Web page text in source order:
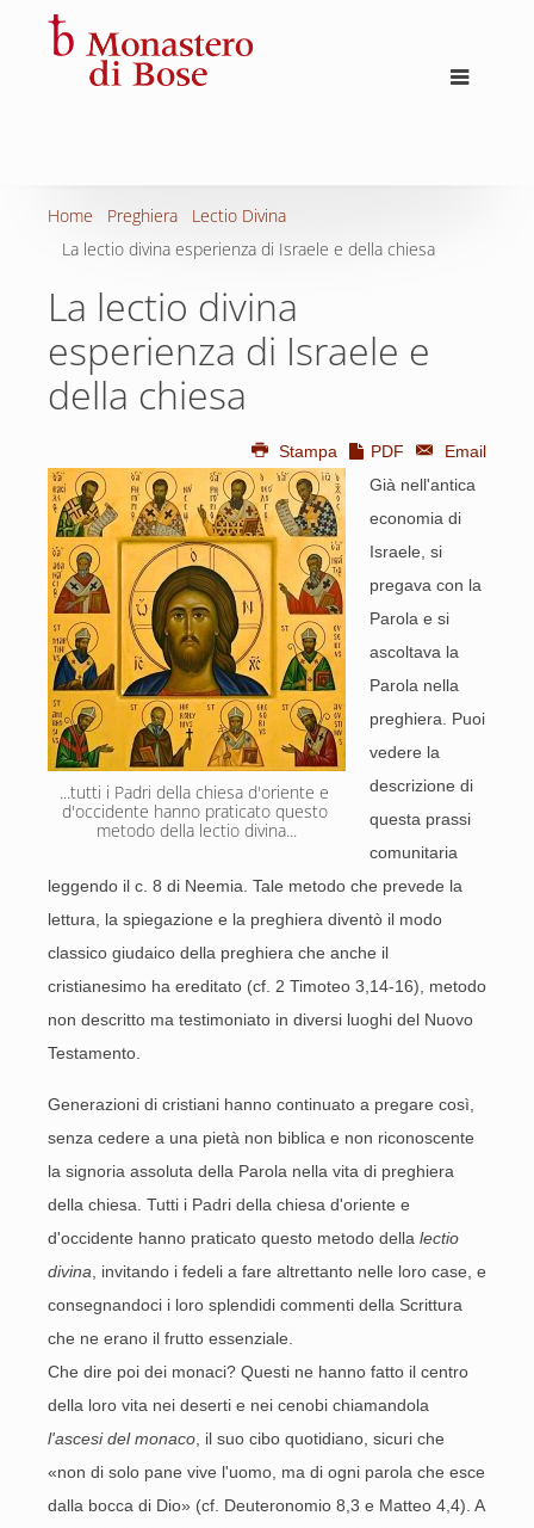
Home Preghiera
Lectio Divina
La lectio divina esperienza di Israele e della chiesa
La lectio divina
esperienza di Israele e
della chiesa
Stampa PDF Email
...tutti i Padri della chiesa d'oriente e
d'occidente hanno praticato questo
metodo della lectio divina...
Già nell'antica
economia di
Israele, si
pregava con la
Parola e si
ascoltava la
Parola nella
preghiera. Puoi
vedere la
descrizione di
questa prassi
comunitaria
leggendo il c. 8 di Neemia. Tale metodo che prevede la
lettura, la spiegazione e la preghiera diventò il modo
classico giudaico della preghiera che anche il
cristianesimo ha ereditato (cf. 2 Timoteo 3,14-16), metodo
non descritto ma testimoniato in diversi luoghi del Nuovo
Testamento.
Generazioni di cristiani hanno continuato a pregare così,
senza cedere a una pietà non biblica e non riconoscente
la signoria assoluta della Parola nella vita di preghiera
della chiesa. Tutti i Padri della chiesa d'oriente e
d'occidente hanno praticato questo metodo della lectio
divina , invitando i fedeli a fare altrettanto nelle loro case, e
consegnandoci i loro splendidi commenti della Scrittura
che ne erano il frutto essenziale.
Che dire poi dei monaci? Questi ne hanno fatto il centro
della loro vita nei deserti e nei cenobi chiamandola
l'ascesi del monaco , il suo cibo quotidiano, sicuri che
«non di solo pane vive l'uomo, ma di ogni parola che esce
dalla bocca di Dio» (cf. Deuteronomio 8,3 e Matteo 4,4). A